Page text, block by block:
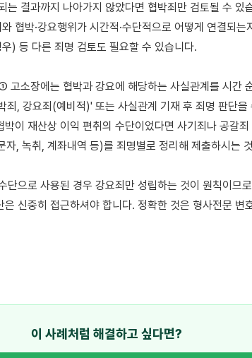
는 결과까지 나아가지 않았다면 협박죄만 검토될 수
협박·강요행위가 시간적·수단적으로 어떻게 연결되는
) 등 다른 죄명 검토도 필요할 수 있습니다.
고소장에는 협박과 강요에 해당하는 사실관계를 시간
, 강요죄(예비적)' 또는 사실관계 기재 후 죄명 판단을
이 재산상 이익 편취의 수단이었다면 사기죄나 공갈죄
, 녹취, 계좌내역 등)를 죄명별로 정리해 제출하시는
단으로 사용된 경우 강요죄만 성립하는 것이 원칙이므
신중히 접근하셔야 합니다. 정확한 것은 형사전문 변
이 사례처럼 해결하고 싶다면?